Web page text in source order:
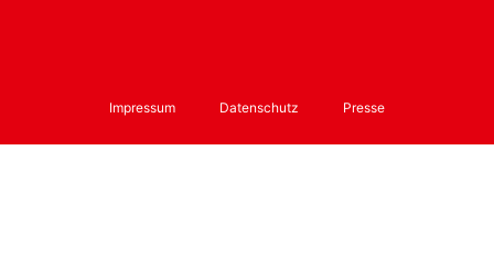
Impressum Datenschutz Presse